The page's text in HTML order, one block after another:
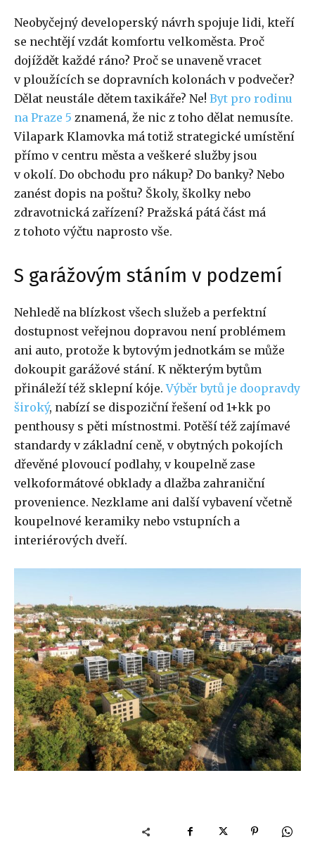
Neobyčejný developerský návrh spojuje lidi, kteří
se nechtějí vzdát komfortu velkoměsta. Proč
dojíždět každé ráno? Proč se unaveně vracet
v ploužících se dopravních kolonách v podvečer?
Dělat neustále dětem taxikáře? Ne! Byt pro rodinu
na Praze 5 znamená, že nic z toho dělat nemusíte.
Vilapark Klamovka má totiž strategické umístění
přímo v centru města a veškeré služby jsou
v okolí. Do obchodu pro nákup? Do banky? Nebo
zanést dopis na poštu? Školy, školky nebo
zdravotnická zařízení? Pražská pátá část má
z tohoto výčtu naprosto vše.
S garážovým stáním v podzemí
Nehledě na blízkost všech služeb a perfektní
dostupnost veřejnou dopravou není problémem
ani auto, protože k bytovým jednotkám se může
dokoupit garážové stání. K některým bytům
přináleží též sklepní kóje.Výběr bytů je doopravdy
široký, nabízí se dispoziční řešení od 1+kk po
penthousy s pěti místnostmi. Potěší též zajímavé
standardy v základní ceně, v obytných pokojích
dřevěné plovoucí podlahy, v koupelně zase
velkoformátové obklady a dlažba zahraniční
provenience. Nezklame ani další vybavení včetně
koupelnové keramiky nebo vstupních a
interiérových dveří.